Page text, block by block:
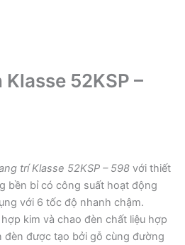
52KSP –
trí Klasse 52KSP – 598 với thiết
bền bỉ có công suất hoạt động
với 6 tốc độ nhanh chậm.
kim và chao đèn chất liệu hợp
đèn được tạo bởi gỗ cùng đường